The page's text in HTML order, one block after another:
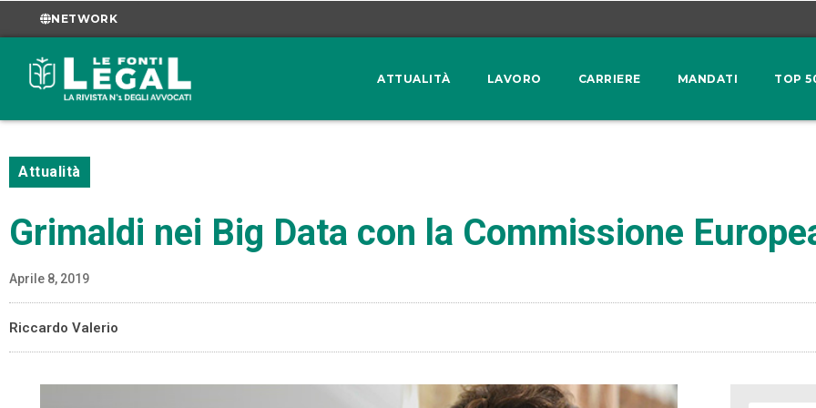
NETWORK
ATTUALITÀ LAVORO CARRIERE MANDATI TOP
Attualità
Grimaldi nei Big Data con la Commissione
Aprile 8, 2019
Riccardo Valerio